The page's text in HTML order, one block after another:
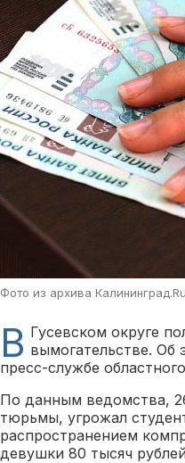
Фото из архива Калининград.Ru
В Гусевском округе
вымогательстве. Об
пресс-службе
По данным ведомства,
тюрьмы, угрожал
распространением
девушки 80 тысяч